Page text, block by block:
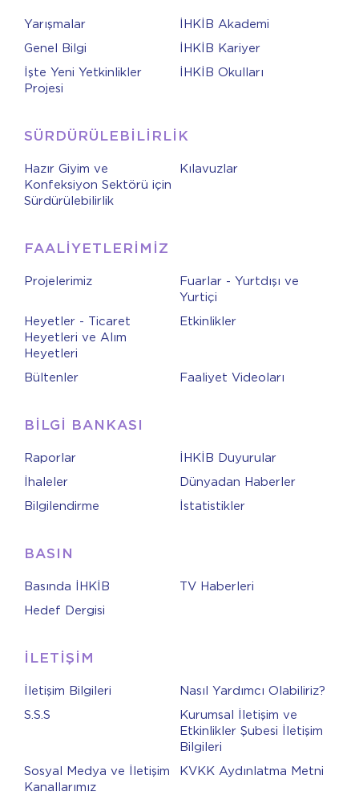
Yarışmalar
İHKİB Akademi
Genel Bilgi
İHKİB Kariyer
İşte Yeni Yetkinlikler
Projesi
İHKİB Okulları
SÜRDÜRÜLEBİLİRLİK
Hazır Giyim ve
Konfeksiyon Sektörü için
Sürdürülebilirlik
Kılavuzlar
FAALİYETLERİMİZ
Projelerimiz
Fuarlar - Yurtdışı ve
Yurtiçi
Heyetler - Ticaret
Heyetleri ve Alım
Heyetleri
Etkinlikler
Bültenler Faaliyet Videoları
BİLGİ BANKASI
Raporlar
İHKİB Duyurular
İhaleler
Dünyadan Haberler
Bilgilendirme
İstatistikler
BASIN
Basında İHKİB
TV Haberleri
Hedef Dergisi
İLETİŞİM
İletişim Bilgileri
Nasıl Yardımcı Olabiliriz?
S.S.S
Kurumsal İletişim ve
Etkinlikler Şubesi İletişim
Bilgileri
Sosyal Medya ve İletişim
Kanallarımız
KVKK Aydınlatma Metni